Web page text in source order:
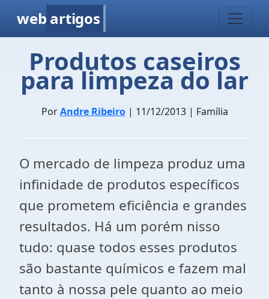
web artigos
Produtos caseiros
para limpeza do lar
PorAndre Ribeiro| 11/12/2013 | Família
O mercado de limpeza produz uma
infinidade de produtos específicos
que prometem eficiência e grandes
resultados. Há um porém nisso
tudo: quase todos esses produtos
são bastante químicos e fazem mal
tanto à nossa pele quanto ao meio